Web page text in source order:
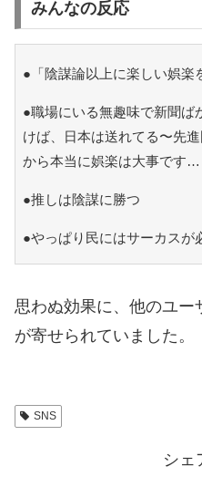
みんなの反応
●「陰謀論以上に楽しい娯楽
●職場にいる無趣味で新聞ば
けば、日本は送れてる〜先
から本当に娯楽は大事です…
●推しは陰謀に勝つ
●やっぱり民にはサーカスが
思わぬ効果に、他のユー
が寄せられていました。
SNS
シェ